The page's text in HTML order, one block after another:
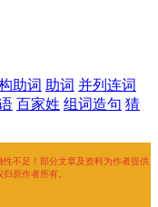
助词 助词 并列连词
百家姓 组词造句 猜
不足！部分文章及资料为作者提供
原作者所有。